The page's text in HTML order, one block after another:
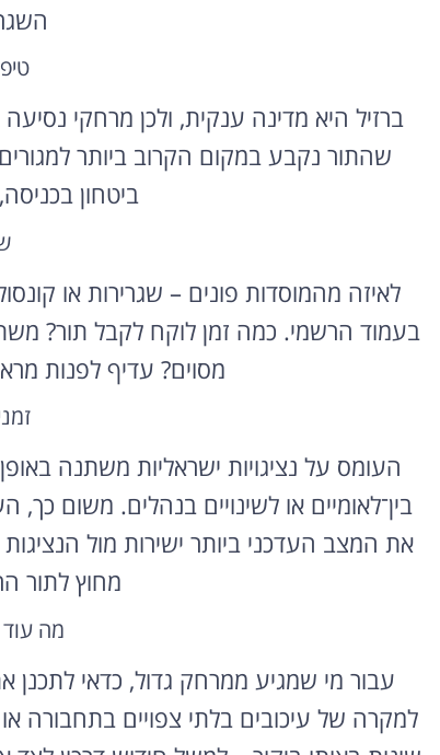
ברזיל היא מדינה ענקית, ולכן מרחקי
שהתור נקבע במקום הקרוב ביותר
ביטחון
לאיזה מהמוסדות פונים – שגרירות או
בעמוד הרשמי. כמה זמן לוקח לקבל תור?
מסוים? עדיף לפנות
העומס על נציגויות ישראליות משתנה
בין־לאומיים או לשינויים בנהלים. משום
את המצב העדכני ביותר ישירות מול
מחוץ לתור
מה
עבור מי שמגיע ממרחק גדול, כדאי לתכנן
למקרה של עיכובים בלתי צפויים בתחבורה